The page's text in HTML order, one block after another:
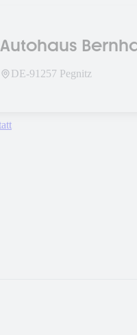
Autohaus
Vertragswerkstatt
DE-91257 Pegnitz